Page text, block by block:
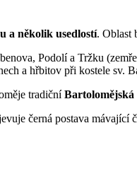
a několik usedlostí. Oblast
Podolí a Tržku
a hřbitov při kostele sv.
tradičníBartolomějská
černá postava